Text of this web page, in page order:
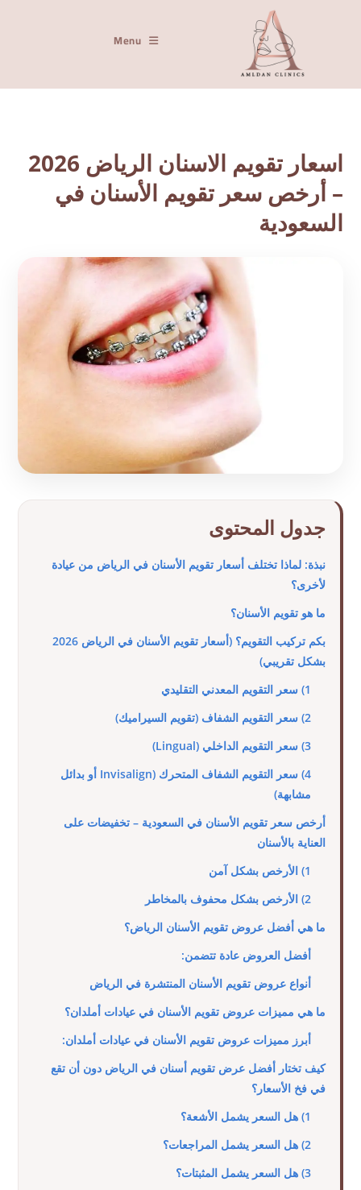
Menu
اسعار تقويم الاسنان الرياض 2026
– أرخص سعر تقويم الأسنان في
السعودية
جدول المحتوى
نبذة: لماذا تختلف أسعار تقويم الأسنان في الرياض من عيادة
لأخرى؟
ما هو تقويم الأسنان؟
بكم تركيب التقويم؟ (أسعار تقويم الأسنان في الرياض 2026
بشكل تقريبي)
1) سعر التقويم المعدني التقليدي
2) سعر التقويم الشفاف (تقويم السيراميك)
3) سعر التقويم الداخلي (Lingual)
4) سعر التقويم الشفاف المتحرك (Invisalign أو بدائل
مشابهة)
أرخص سعر تقويم الأسنان في السعودية – تخفيضات على
العناية بالأسنان
1) الأرخص بشكل آمن
2) الأرخص بشكل محفوف بالمخاطر
ما هي أفضل عروض تقويم الأسنان الرياض؟
أفضل العروض عادة تتضمن:
أنواع عروض تقويم الأسنان المنتشرة في الرياض
ما هي مميزات عروض تقويم الأسنان في عيادات أملدان؟
أبرز مميزات عروض تقويم الأسنان في عيادات أملدان:
كيف تختار أفضل عرض تقويم أسنان في الرياض دون أن تقع
في فخ الأسعار؟
1) هل السعر يشمل الأشعة؟
2) هل السعر يشمل المراجعات؟
3) هل السعر يشمل المثبتات؟